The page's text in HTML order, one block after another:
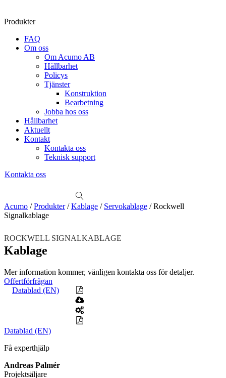
Produkter
FAQ
Om oss
Om Acumo AB
Hållbarhet
Policys
Tjänster
Konstruktion
Bearbetning
Jobba hos oss
Hållbarhet
Aktuellt
Kontakt
Kontakta oss
Teknisk support
Kontakta oss
Se alla kategorier Se alla produkter
Se alla leverantörer
Vi hjälper gärna till!
Teknisk support
Offertförfrågan
LinjärenheterAxelkopplingarKulskruvarSkenstyrningar
Mekatronik
Positionsvisare / Mätklockor
Wire-moduler
Motion
MätskalorRäknare / Displayer
Acumo /Produkter/Kablage / Servokablage /Rockwell
Signalkablage
ROCKWELL SIGNALKABLAGE
Kablage
Mer information kommer, vänligen kontakta oss för detaljer.
Offertförfrågan
Datablad (EN)
Datablad (EN)
Få experthjälp
Andreas Palmér
Projektsäljare